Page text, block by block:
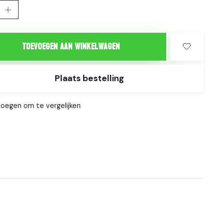
Toevoegen aan winkelwagen
Plaats bestelling
om te vergelijken